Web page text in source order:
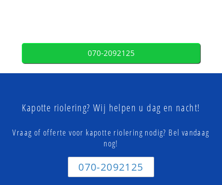
070-2092125
Kapotte riolering? Wij helpen u dag en nacht!
Vraag of offerte voor kapotte riolering nodig? Bel vandaag
nog!
070-2092125